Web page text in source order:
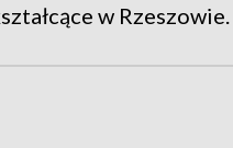
w Rzeszowie.